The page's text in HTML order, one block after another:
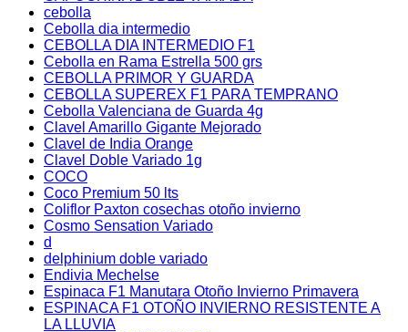
cebolla
Cebolla dia intermedio
CEBOLLA DIA INTERMEDIO F1
Cebolla en Rama Estrella 500 grs
CEBOLLA PRIMOR Y GUARDA
CEBOLLA SUPEREX F1 PARA TEMPRANO
Cebolla Valenciana de Guarda 4g
Clavel Amarillo Gigante Mejorado
Clavel de India Orange
Clavel Doble Variado 1g
COCO
Coco Premium 50 lts
Coliflor Paxton cosechas otoño invierno
Cosmo Sensation Variado
d
delphinium doble variado
Endivia Mechelse
Espinaca F1 Manutara Otoño Invierno Primavera
ESPINACA F1 OTOÑO INVIERNO RESISTENTE A
LA LLUVIA